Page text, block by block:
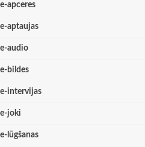
e-apceres
e-aptaujas
e-audio
e-bildes
e-intervijas
e-joki
e-lūgšanas